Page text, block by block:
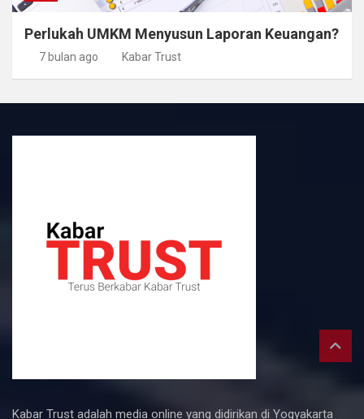
Perlukah UMKM Menyusun Laporan Keuangan?
7 bulan ago Kabar Trust
Kabar Trust adalah media online yang didirikan di Yogyakarta